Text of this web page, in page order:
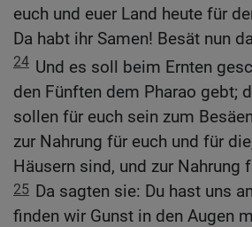
euch und euer Land heute für
Da habt ihr Samen! Besät nun
24 Und es soll beim Ernten
den Fünften dem Pharao gebt;
sollen für euch sein zum
zur Nahrung für euch und für
Häusern sind, und zur Nahrung
25 Da sagten sie: Du hast uns
finden wir Gunst in den Augen